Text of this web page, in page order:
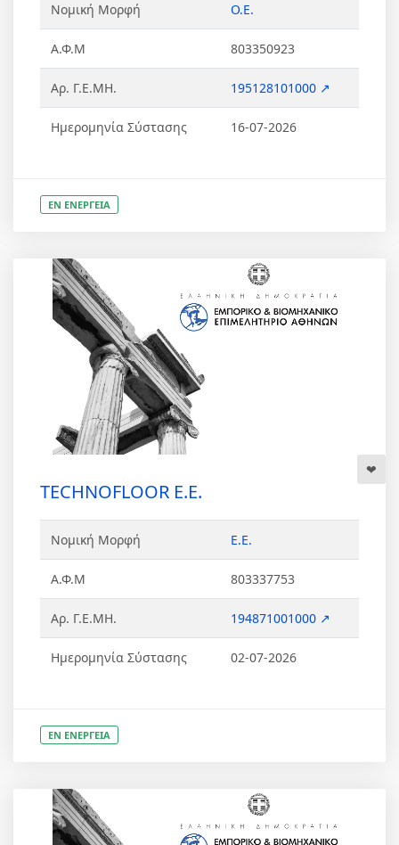
Νομική Μορφή Ο.Ε.
Α.Φ.Μ 803350923
Αρ. Γ.Ε.ΜΗ. 195128101000 ↗
Ημερομηνία Σύστασης 16-07-2026
ΕΝ ΕΝΕΡΓΕΙΑ
TECHNOFLOOR Ε.Ε.
Νομική Μορφή Ε.Ε.
Α.Φ.Μ 803337753
Αρ. Γ.Ε.ΜΗ. 194871001000 ↗
Ημερομηνία Σύστασης 02-07-2026
ΕΝ ΕΝΕΡΓΕΙΑ